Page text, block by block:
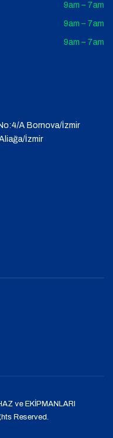
9am – 7am
9am – 7am
9am – 7am
A Bornova/İzmir
İzmir
ve EKİPMANLARI
Reserved.